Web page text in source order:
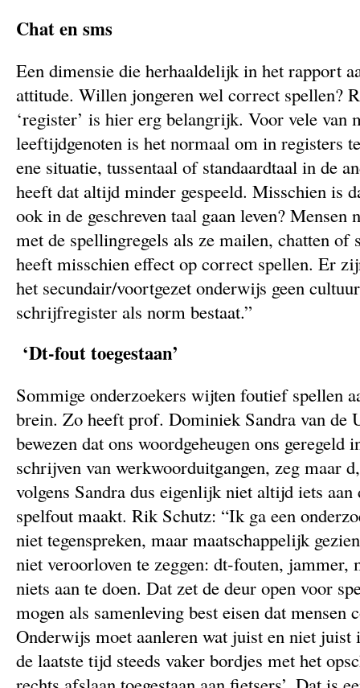
Chat en sms
Een dimensie die herhaaldelijk in het rapport
attitude. Willen jongeren wel correct spellen?
‘register’ is hier erg belangrijk. Voor vele van
leeftijdgenoten is het normaal om in registers
ene situatie, tussentaal of standaardtaal in de
heeft dat altijd minder gespeeld. Misschien is
ook in de geschreven taal gaan leven? Mensen
met de spellingregels als ze mailen, chatten of
heeft misschien effect op correct spellen. Er
het secundair/voortgezet onderwijs geen
schrijfregister als norm bestaat.”
‘Dt-fout toegestaan’
Sommige onderzoekers wijten foutief spellen
brein. Zo heeft prof. Dominiek Sandra van de
bewezen dat ons woordgeheugen ons geregeld
schrijven van werkwoorduitgangen, zeg maar
volgens Sandra dus eigenlijk niet altijd iets aan
spelfout maakt. Rik Schutz: “Ik ga een
niet tegenspreken, maar maatschappelijk
niet veroorloven te zeggen: dt-fouten, jammer,
niets aan te doen. Dat zet de deur open voor
mogen als samenleving best eisen dat mensen
Onderwijs moet aanleren wat juist en niet
de laatste tijd steeds vaker bordjes met het